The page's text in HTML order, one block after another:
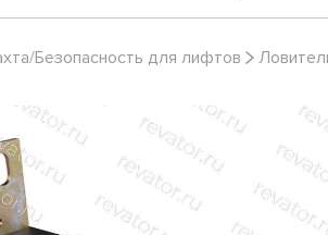
Безопасность для лифтов